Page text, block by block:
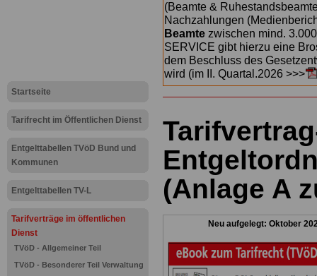
Startseite
Tarifrecht im Öffentlichen Dienst
Entgelttabellen TVöD Bund und
Kommunen
Entgelttabellen TV-L
Tarifverträge im öffentlichen
Dienst
TVöD - Allgemeiner Teil
TVöD - Besonderer Teil Verwaltung
(Beamte &
Nachzahlungen
Beamte zwischen mind.
SERVICE gibt hierzu eine
dem Beschluss des
wird (im II. Quartal.2026 >>>
(Anlage A
Neu aufgelegt: Oktober